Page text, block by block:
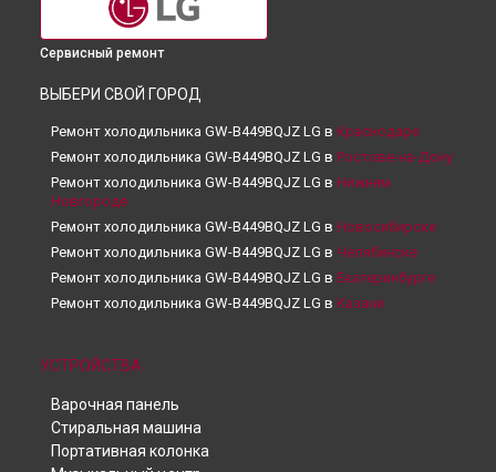
Сервисный ремонт
ВЫБЕРИ СВОЙ ГОРОД
Ремонт холодильника GW-B449BQJZ LG в Краснодаре
Ремонт холодильника GW-B449BQJZ LG в Ростове-на-Дону
Ремонт холодильника GW-B449BQJZ LG в Нижнем
Новгороде
Ремонт холодильника GW-B449BQJZ LG в Новосибирске
Ремонт холодильника GW-B449BQJZ LG в Челябинске
Ремонт холодильника GW-B449BQJZ LG в Екатеринбурге
Ремонт холодильника GW-B449BQJZ LG в Казани
Ремонт холодильника GW-B449BQJZ LG в
Ремонт холодильника GW-B449BQJZ LG в
Ремонт холодильника GW-B449BQJZ LG в
Ремонт холодильника GW-B449BQJZ LG в
УСТРОЙСТВА
Варочная панель
Стиральная машина
Портативная колонка